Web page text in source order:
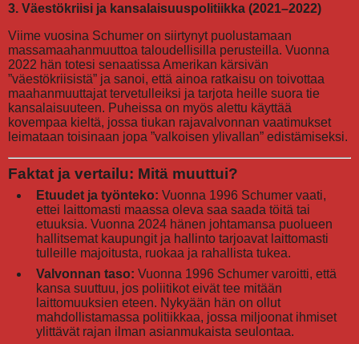
3. Väestökriisi ja kansalaisuuspolitiikka (2021–2022)
Viime vuosina Schumer on siirtynyt puolustamaan
massamaahanmuuttoa taloudellisilla perusteilla. Vuonna
2022 hän totesi senaatissa Amerikan kärsivän
”väestökriisistä” ja sanoi, että ainoa ratkaisu on toivottaa
maahanmuuttajat tervetulleiksi ja tarjota heille suora tie
kansalaisuuteen. Puheissa on myös alettu käyttää
kovempaa kieltä, jossa tiukan rajavalvonnan vaatimukset
leimataan toisinaan jopa ”valkoisen ylivallan” edistämiseksi.
Faktat ja vertailu: Mitä muuttui?
Etuudet ja työnteko: Vuonna 1996 Schumer vaati,
ettei laittomasti maassa oleva saa saada töitä tai
etuuksia. Vuonna 2024 hänen johtamansa puolueen
hallitsemat kaupungit ja hallinto tarjoavat laittomasti
tulleille majoitusta, ruokaa ja rahallista tukea.
Valvonnan taso: Vuonna 1996 Schumer varoitti, että
kansa suuttuu, jos poliitikot eivät tee mitään
laittomuuksien eteen. Nykyään hän on ollut
mahdollistamassa politiikkaa, jossa miljoonat ihmiset
ylittävät rajan ilman asianmukaista seulontaa.